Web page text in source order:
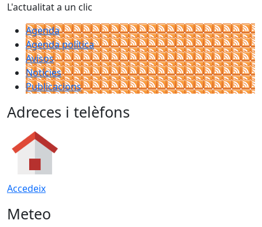
L'actualitat a un clic
Agenda
Agenda política
Avisos
Notícies
Publicacions
Adreces i telèfons
Accedeix
Meteo